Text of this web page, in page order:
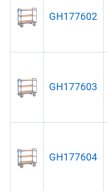
GH177602
GH177603
GH177604